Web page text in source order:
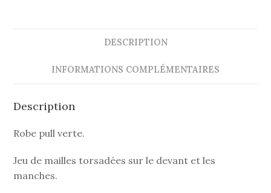
DESCRIPTION
INFORMATIONS COMPLÉMENTAIRES
Description
Robe pull verte.
Jeu de mailles torsadées sur le devant et les
manches.